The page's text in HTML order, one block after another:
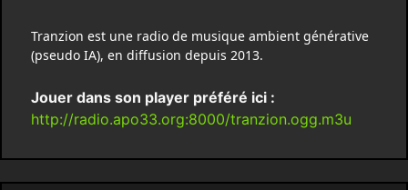
Tranzion est une radio de musique ambient générative
(pseudo IA), en diffusion depuis 2013.
Jouer dans son player préféré ici :
http://radio.apo33.org:8000/tranzion.ogg.m3u